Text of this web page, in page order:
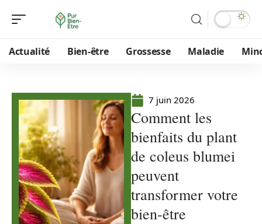
Actualité Bien-être Grossesse Maladie
7 juin 2026
Comment les
bienfaits du plant
de coleus blumei
peuvent
transformer votre
bien-être